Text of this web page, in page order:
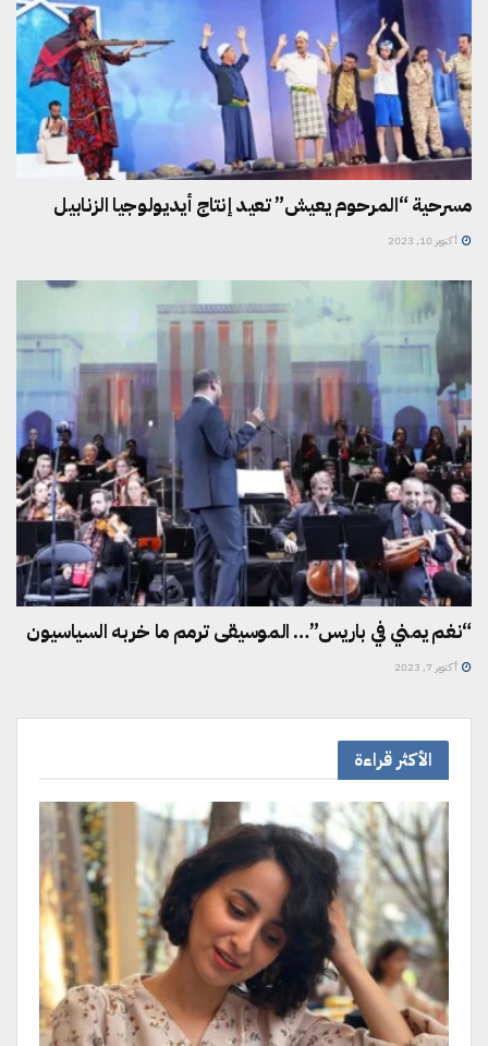
مسرحية “المرحوم يعيش” تعيد إنتاج أيديولوجيا الزنابيل
أكتوبر 10, 2023
“نغم يمني في باريس”… الموسيقى ترمم ما خربه السياسيون
أكتوبر 7, 2023
الأكثر قراءة